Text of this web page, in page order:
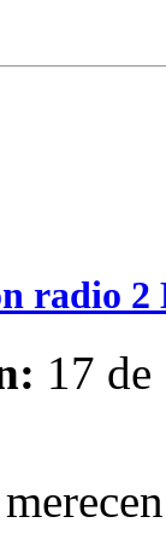
radio 2
17